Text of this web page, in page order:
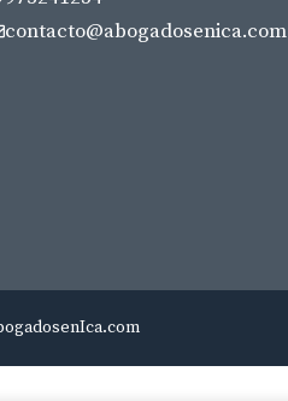
contacto@abogadosenica.com